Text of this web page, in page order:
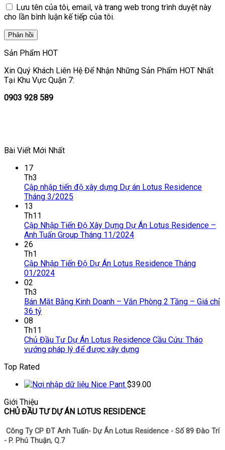
Lưu tên của tôi, email, và trang web trong trình duyệt này
cho lần bình luận kế tiếp của tôi.
Sản Phẩm HOT
Xin Quý Khách Liên Hệ Để Nhận Những Sản Phẩm HOT Nhất
Tại Khu Vực Quận 7:
0903 928 589
Bài Viết Mới Nhất
17
Th3
Cập nhập tiến độ xây dựng Dự án Lotus Residence
Tháng 3/2025
13
Th11
Cập Nhập Tiến Độ Xây Dựng Dự Án Lotus Residence –
Anh Tuấn Group Tháng 11/2024
26
Th1
Cập Nhập Tiến Độ Dự Án Lotus Residence Tháng
01/2024
02
Th3
Bán Mặt Bằng Kinh Doanh – Văn Phòng 2 Tầng – Giá chỉ
36 tỷ
08
Th11
Chủ Đầu Tư Dự Án Lotus Residence Cầu Cứu: Tháo
vướng pháp lý để được xây dựng
Top Rated
Nice Pant $39.00
Giới Thiệu
CHỦ ĐẦU TƯ DỰ ÁN LOTUS RESIDENCE
Công Ty CP ĐT Anh Tuấn- Dự Án Lotus Residence - Số 89 Đào Trí
- P. Phú Thuận, Q.7